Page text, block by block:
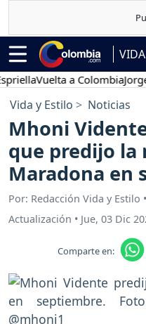
Vuelta a ColombiaJorge
Vida y Estilo Noticias
Mhoni
que predijo la
Maradona en
Por: Redacción Vida y Estilo
Actualización • Jue, 03 Dic
Comparte en: